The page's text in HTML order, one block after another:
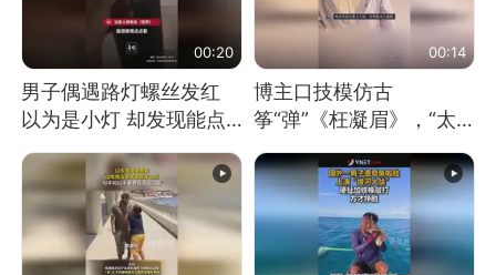
00:20
男子偶遇路灯螺丝发红
以为是小灯 却发现能点
燃香烟 当事人：已报警
处理
00:14
博主口技模仿古
筝“弹”《枉凝眉》，“太
像了～你是吃古筝长大的
吗？”“或将成为首位考级
不带古筝的选手。”（来
源：新华每日电讯）